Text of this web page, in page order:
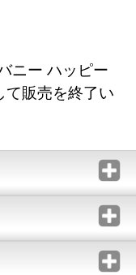
ニー ハッピー
販売を終了い